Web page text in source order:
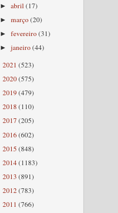
►abril(17)
►março(20)
►fevereiro(31)
►janeiro(44)
2021 (523)
2020(575)
2019(479)
2018 (110)
2017 (205)
2016(602)
2015 (848)
2014(1183)
2013 (891)
2012(783)
2011 (766)